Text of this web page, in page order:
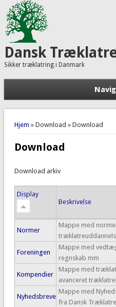
Dansk
Sikker træklatring i Danmark
Du er her
Hjem » Download » Download
Download
Download arkiv
Display
Beskrivelse
Normer
Mappe med
Foreningen
Mappe med
regnskab mm
Kompendier
Mappe med
avanceret
Nyhedsbreve
Mappe med
fra Dansk